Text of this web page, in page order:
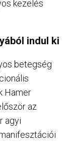
kezelés
indul ki
betegség
Hamer
az
agyi